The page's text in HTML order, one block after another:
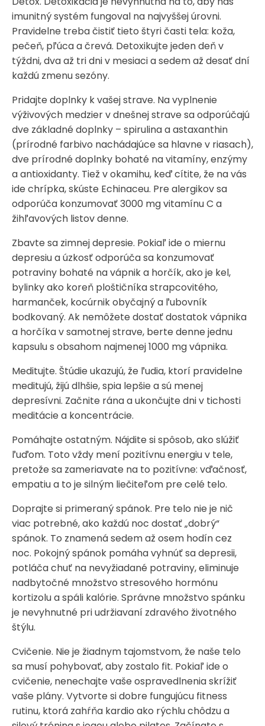
imunitný systém fungoval na najvyššej úrovni.
Pravidelne treba čistiť tieto štyri časti tela: koža,
pečeň, pľúca a črevá. Detoxikujte jeden deň v
týždni, dva až tri dni v mesiaci a sedem až desať dní
každú zmenu sezóny.
Pridajte doplnky k vašej strave. Na vyplnenie
výživových medzier v dnešnej strave sa odporúčajú
dve základné doplnky – spirulina a astaxanthin
(prírodné farbivo nachádajúce sa hlavne v riasach),
dve prírodné doplnky bohaté na vitamíny, enzýmy
a antioxidanty. Tiež v okamihu, keď cítite, že na vás
ide chrípka, skúste Echinaceu. Pre alergikov sa
odporúča konzumovať 3000 mg vitamínu C a
žihľavových listov denne.
Zbavte sa zimnej depresie. Pokiaľ ide o miernu
depresiu a úzkosť odporúča sa konzumovať
potraviny bohaté na vápnik a horčík, ako je kel,
bylinky ako koreň ploštičníka strapcovitého,
harmanček, kocúrnik obyčajný a ľubovník
bodkovaný. Ak nemôžete dostať dostatok vápnika
a horčíka v samotnej strave, berte denne jednu
kapsulu s obsahom najmenej 1000 mg vápnika.
Meditujte. Štúdie ukazujú, že ľudia, ktorí pravidelne
meditujú, žijú dlhšie, spia lepšie a sú menej
depresívni. Začnite rána a ukončujte dni v tichosti
meditácie a koncentrácie.
Pomáhajte ostatným. Nájdite si spôsob, ako slúžiť
ľuďom. Toto vždy mení pozitívnu energiu v tele,
pretože sa zameriavate na to pozitívne: vďačnosť,
empatiu a to je silným liečiteľom pre celé telo.
Doprajte si primeraný spánok. Pre telo nie je nič
viac potrebné, ako každú noc dostať „dobrý“
spánok. To znamená sedem až osem hodín cez
noc. Pokojný spánok pomáha vyhnúť sa depresii,
potláča chuť na nevyžiadané potraviny, eliminuje
nadbytočné množstvo stresového hormónu
kortizolu a spáli kalórie. Správne množstvo spánku
je nevyhnutné pri udržiavaní zdravého životného
štýlu.
Cvičenie. Nie je žiadnym tajomstvom, že naše telo
sa musí pohybovať, aby zostalo fit. Pokiaľ ide o
cvičenie, nenechajte vaše ospravedlnenia skrížiť
vaše plány. Vytvorte si dobre fungujúcu fitness
rutinu, ktorá zahŕňa kardio ako rýchlu chôdzu a